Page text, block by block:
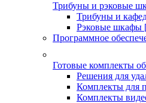
Трибуны и рэковые
Трибуны и
Рэковые шкафы
Программное
Готовые комплекты
Решения для
Комплекты для
Комплекты